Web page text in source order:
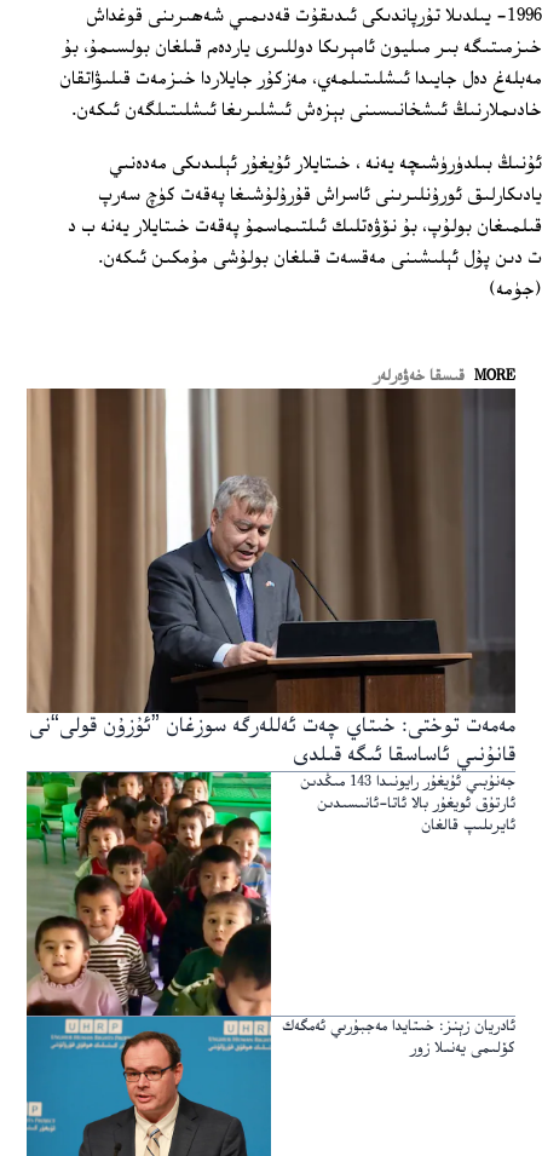
1996- يىلدىلا تۇرپاندىكى ئىدىقۇت قەدىمىي شەھىرىنى قوغداش
خىزمىتىگە بىر مىليون ئامېرىكا دوللىرى ياردەم قىلغان بولسىمۇ، بۇ
مەبلەغ دەل جايىدا ئىشلىتىلمەي، مەزكۇر جايلاردا خىزمەت قىلىۋاتقان
خادىملارنىڭ ئىشخانىسىنى بېزەش ئىشلىرىغا ئىشلىتىلگەن ئىكەن.
ئۇنىڭ بىلدۈرۈشىچە يەنە ، خىتايلار ئۇيغۇر ئېلىدىكى مەدەنىي
يادىكارلىق ئورۇنلىرىنى ئاسراش قۇرۇلۇشىغا پەقەت كۈچ سەرپ
قىلمىغان بولۇپ، بۇ نۆۋەتلىك ئىلتىماسمۇ پەقەت خىتايلار يەنە ب د
ت دىن پۇل ئېلىشىنى مەقسەت قىلغان بولۇشى مۇمكىن ئىكەن.
(جۈمە)
MORE قىسقا خەۋەرلەر
مەمەت توختى: خىتاي چەت ئەللەرگە سوزغان ”ئۇزۇن قولى“نى
قانۇنىي ئاساسقا ئىگە قىلدى
جەنۇبىي ئۇيغۇر رايونىدا 143 مىڭدىن
ئارتۇق ئويغۇر بالا ئاتا-ئانىسىدىن
ئايرىلىپ قالغان
ئادريان زېنز: خىتايدا مەجبۇرىي ئەمگەك
كۆلىمى يەنىلا زور